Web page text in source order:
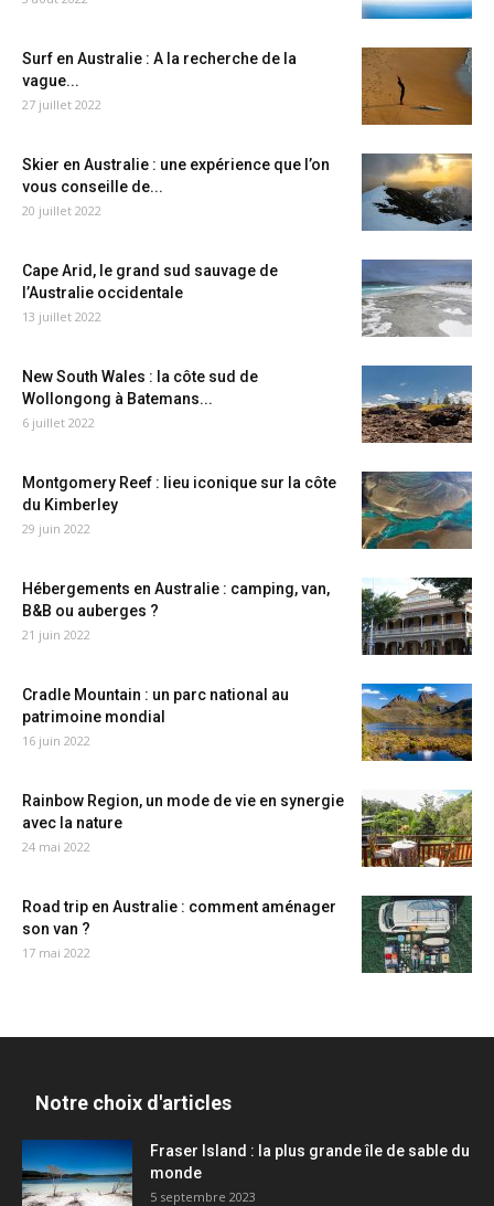
Surf en Australie : A la recherche de la
vague...
27 juillet 2022
Skier en Australie : une expérience que l’on
vous conseille de...
20 juillet 2022
Cape Arid, le grand sud sauvage de
l’Australie occidentale
13 juillet 2022
New South Wales : la côte sud de
Wollongong à Batemans...
6 juillet 2022
Montgomery Reef : lieu iconique sur la côte
du Kimberley
29 juin 2022
Hébergements en Australie : camping, van,
B&B ou auberges ?
21 juin 2022
Cradle Mountain : un parc national au
patrimoine mondial
16 juin 2022
Rainbow Region, un mode de vie en synergie
avec la nature
24 mai 2022
Road trip en Australie : comment aménager
son van ?
17 mai 2022
Notre choix d'articles
Fraser Island : la plus grande île de sable du
monde
5 septembre 2023